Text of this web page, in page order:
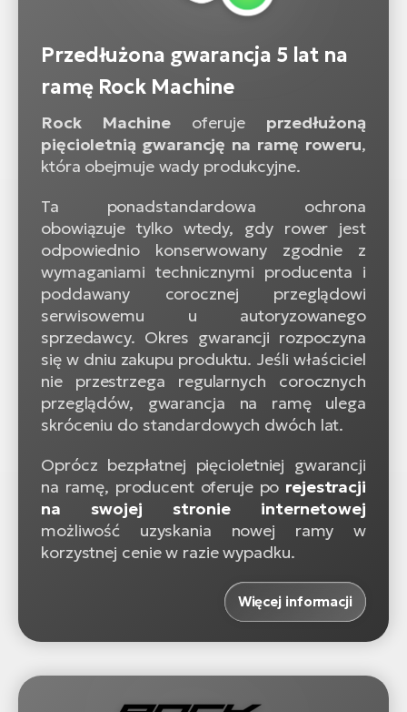
Przedłużona gwarancja 5 lat na
ramę Rock Machine
Rock Machineoferuje przedłużoną
pięcioletnią gwarancję na ramę roweru,
która obejmuje wady produkcyjne.
Ta ponadstandardowa ochrona
obowiązuje tylko wtedy, gdy rower jest
odpowiednio konserwowany zgodnie z
wymaganiami technicznymi producenta i
poddawany corocznej przeglądowi
serwisowemu u autoryzowanego
sprzedawcy. Okres gwarancji rozpoczyna
się w dniu zakupu produktu. Jeśli właściciel
nie przestrzega regularnych corocznych
przeglądów, gwarancja na ramę ulega
skróceniu do standardowych dwóch lat.
Oprócz bezpłatnej pięcioletniej gwarancji
na ramę, producent oferuje po rejestracji
na swojej stronie internetowej
możliwość uzyskania nowej ramy w
korzystnej cenie w razie wypadku.
Więcej informacji